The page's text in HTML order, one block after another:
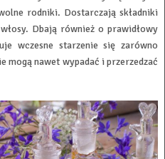
rodniki. Dostarczają składniki
Dbają również o prawidłowy
wczesne starzenie się zarówno
mogą nawet wypadać i przerzedzać